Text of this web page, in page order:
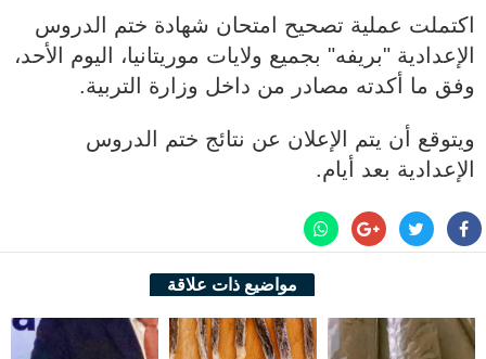
اكتملت عملية تصحيح امتحان شهادة ختم الدروس
الإعدادية "بريفه" بجميع ولايات موريتانيا، اليوم الأحد،
وفق ما أكدته مصادر من داخل وزارة التربية.
ويتوقع أن يتم الإعلان عن نتائج ختم الدروس
الإعدادية بعد أيام.
مواضيع ذات علاقة